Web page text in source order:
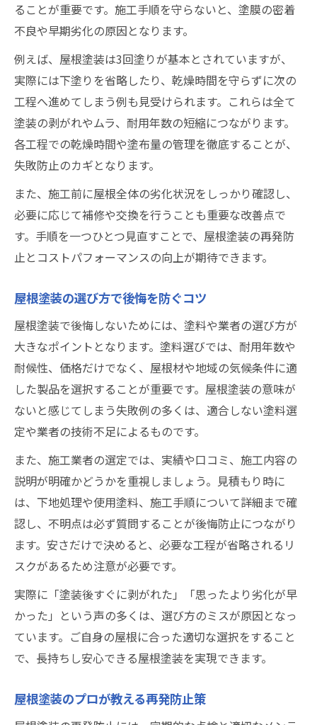
ることが重要です。施工手順を守らないと、塗膜の密着
不良や早期劣化の原因となります。
例えば、屋根塗装は3回塗りが基本とされていますが、
実際には下塗りを省略したり、乾燥時間を守らずに次の
工程へ進めてしまう例も見受けられます。これらは全て
塗装の剥がれやムラ、耐用年数の短縮につながります。
各工程での乾燥時間や塗布量の管理を徹底することが、
失敗防止のカギとなります。
また、施工前に屋根全体の劣化状況をしっかり確認し、
必要に応じて補修や交換を行うことも重要な改善点で
す。手順を一つひとつ見直すことで、屋根塗装の再発防
止とコストパフォーマンスの向上が期待できます。
屋根塗装の選び方で後悔を防ぐコツ
屋根塗装で後悔しないためには、塗料や業者の選び方が
大きなポイントとなります。塗料選びでは、耐用年数や
耐候性、価格だけでなく、屋根材や地域の気候条件に適
した製品を選択することが重要です。屋根塗装の意味が
ないと感じてしまう失敗例の多くは、適合しない塗料選
定や業者の技術不足によるものです。
また、施工業者の選定では、実績や口コミ、施工内容の
説明が明確かどうかを重視しましょう。見積もり時に
は、下地処理や使用塗料、施工手順について詳細まで確
認し、不明点は必ず質問することが後悔防止につながり
ます。安さだけで決めると、必要な工程が省略されるリ
スクがあるため注意が必要です。
実際に「塗装後すぐに剥がれた」「思ったより劣化が早
かった」という声の多くは、選び方のミスが原因となっ
ています。ご自身の屋根に合った適切な選択をすること
で、長持ちし安心できる屋根塗装を実現できます。
屋根塗装のプロが教える再発防止策